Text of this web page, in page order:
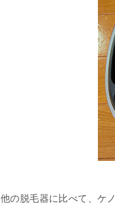
他の脱毛器に比べて、ケ